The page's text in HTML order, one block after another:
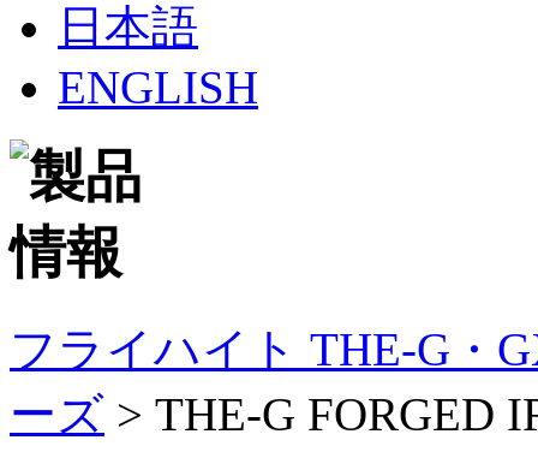
日本語
ENGLISH
フライハイト THE-G・
ーズ > THE-G FORGED